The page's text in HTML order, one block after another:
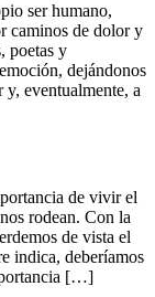
ser humano,
caminos de dolor y
poetas y
dejándonos
eventualmente, a
de vivir el
rodean. Con la
de vista el
indica, deberíamos
[…]